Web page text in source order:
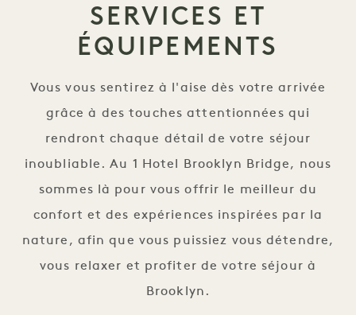
SERVICES ET
ÉQUIPEMENTS
Vous vous sentirez à l'aise dès votre arrivée
grâce à des touches attentionnées qui
rendront chaque détail de votre séjour
inoubliable. Au 1 Hotel Brooklyn Bridge, nous
sommes là pour vous offrir le meilleur du
confort et des expériences inspirées par la
nature, afin que vous puissiez vous détendre,
vous relaxer et profiter de votre séjour à
Brooklyn.